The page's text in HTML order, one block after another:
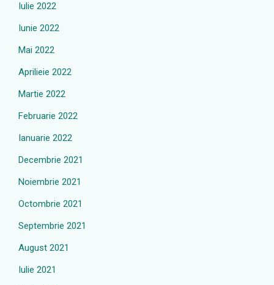
Iulie 2022
Iunie 2022
Mai 2022
Aprilieie 2022
Martie 2022
Februarie 2022
Ianuarie 2022
Decembrie 2021
Noiembrie 2021
Octombrie 2021
Septembrie 2021
August 2021
Iulie 2021